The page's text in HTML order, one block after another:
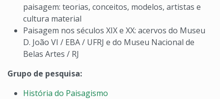
paisagem: teorias, conceitos, modelos, artistas e
cultura material
Paisagem nos séculos XIX e XX: acervos do Museu
D. João VI / EBA / UFRJ e do Museu Nacional de
Belas Artes / RJ
Grupo de pesquisa:
História do Paisagismo